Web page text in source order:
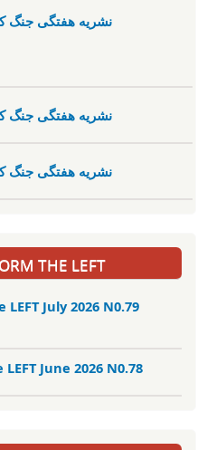
نشریە هفتگی جنگ
نشریە هفتگی جنگ
نشریە هفتگی جنگ
THE LEFT
LEFT July 2026 N0.79
LEFT June 2026 N0.78